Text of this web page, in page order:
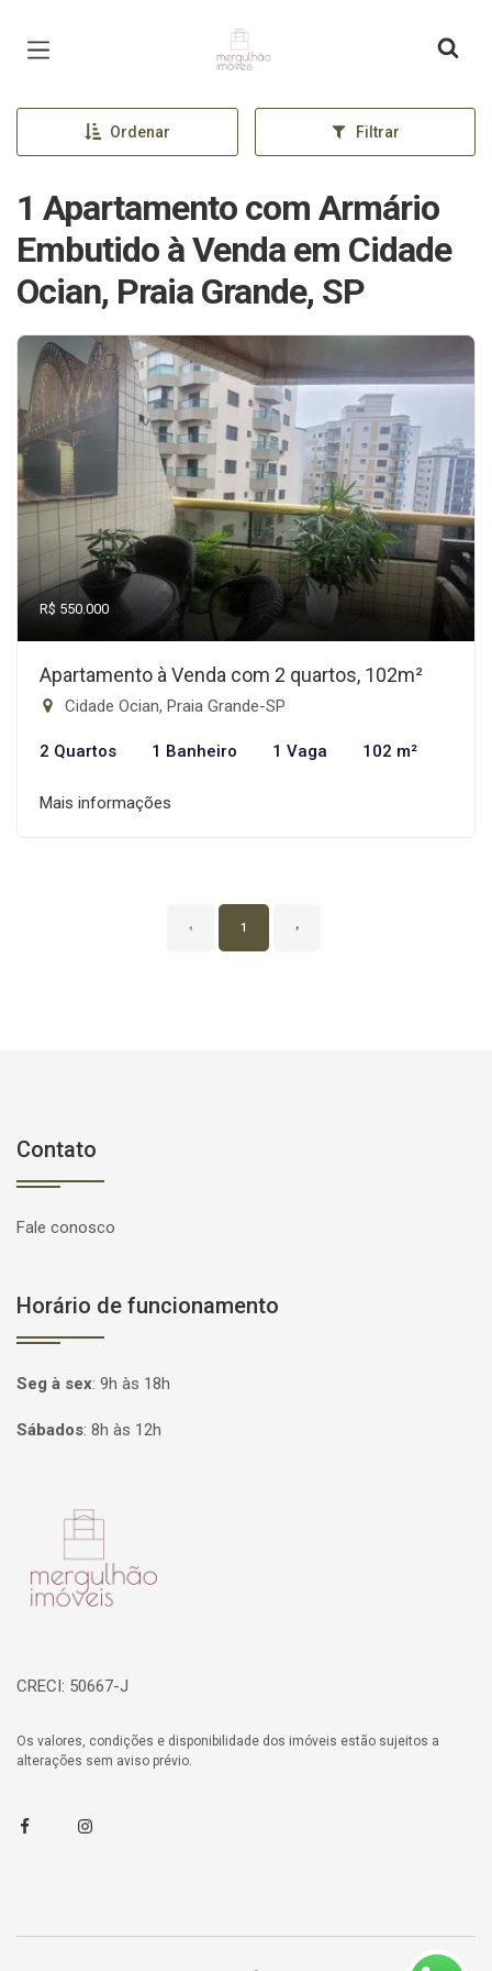
Página inicial
Ordenar Filtrar
1 Apartamento com Armário
Embutido à Venda em Cidade
Ocian, Praia Grande, SP
R$ 550.000
Apartamento à Venda com 2 quartos, 102m²
Cidade Ocian, Praia Grande-SP
2 Quartos 1 Banheiro 1 Vaga 102 m²
Mais informações
‹ 1 ›
Contato
Fale conosco
Horário de funcionamento
Seg à sex: 9h às 18h
Sábados: 8h às 12h
CRECI: 50667-J
Os valores, condições e disponibilidade dos imóveis estão sujeitos a
alterações sem aviso prévio.
FacebookInstagram